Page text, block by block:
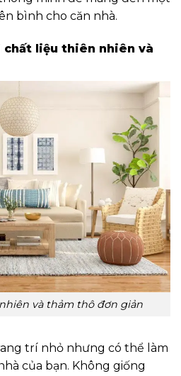
bình cho căn nhà.
chất liệu thiên nhiên và
và thảm thô đơn giản
trí nhỏ nhưng có thể làm
của bạn. Không giống